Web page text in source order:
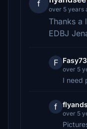
f
over 5 years
Thanks a
EDBJ
F Fasy73
over 5
I need
f
over 5